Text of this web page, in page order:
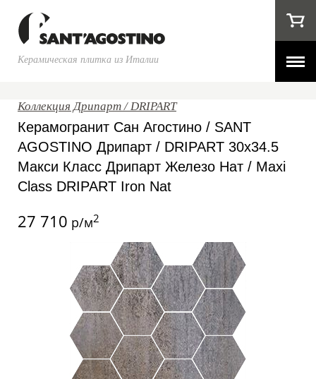
Керамическая плитка из Италии
Коллекция Дрипарт / DRIPART
Керамогранит Сан Агостино / SANT
AGOSTINO Дрипарт / DRIPART 30x34.5
Макси Класс Дрипарт Железо Нат / Maxi
Class DRIPART Iron Nat
27 710 р/м2